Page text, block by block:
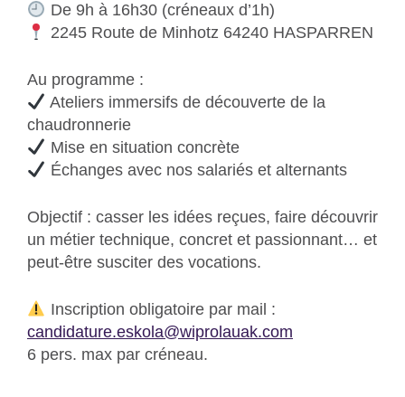
De 9h à 16h30 (créneaux d’1h)
2245 Route de Minhotz 64240 HASPARREN
Au programme :
Ateliers immersifs de découverte de la
chaudronnerie
Mise en situation concrète
Échanges avec nos salariés et alternants
Objectif : casser les idées reçues, faire découvrir
un métier technique, concret et passionnant… et
peut-être susciter des vocations.
Inscription obligatoire par mail :
candidature.eskola@wiprolauak.com
6 pers. max par créneau.